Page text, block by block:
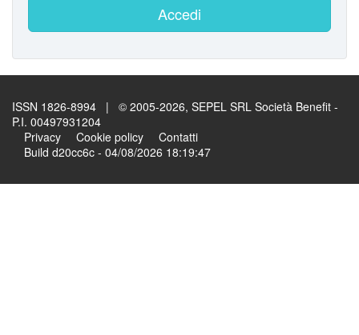
Accedi
ISSN 1826-8994 | © 2005-2026, SEPEL SRL Società Benefit -
P.I. 00497931204
Privacy
Cookie policy
Contatti
Build d20cc6c - 04/08/2026 18:19:47